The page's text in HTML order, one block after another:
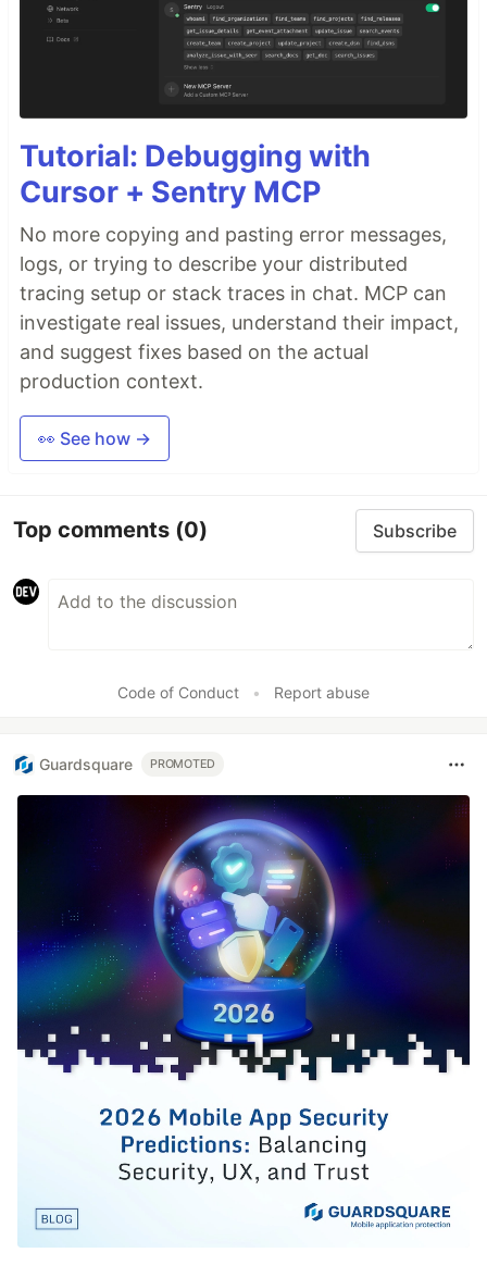
Tutorial: Debugging with
Cursor + Sentry MCP
No more copying and pasting error messages,
logs, or trying to describe your distributed
tracing setup or stack traces in chat. MCP can
investigate real issues, understand their impact,
and suggest fixes based on the actual
production context.
👀 See how →
Top comments (0) Subscribe
Code of Conduct • Report abuse
Guardsquare PROMOTED